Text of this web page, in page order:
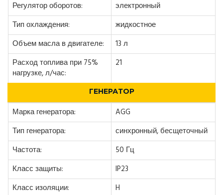
Регулятор оборотов:
электронный
Тип охлаждения:
жидкостное
Объем масла в двигателе:
13 л
Расход топлива при 75%
нагрузке, л/час:
21
ГЕНЕРАТОР
Марка генератора:
AGG
Тип генератора:
синхронный, бесщеточный
Частота:
50 Гц
Класс защиты:
IP23
Класс изоляции:
H